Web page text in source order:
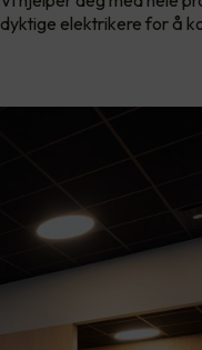
dyktige elektrikere for å